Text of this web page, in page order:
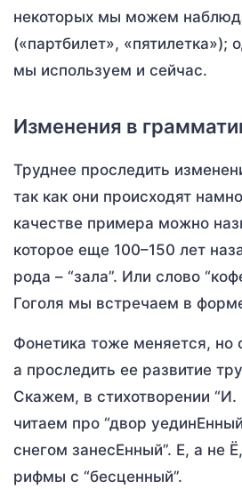
некоторых мы можем
(«партбилет», «пятилетка»);
мы используем и сейчас.
Изменения в
Труднее проследить
так как они происходят
качестве примера можно
которое еще 100–150 лет
рода – “зала”. Или слово
Гоголя мы встречаем в
Фонетика тоже меняется, но
а проследить ее развитие
Скажем, в стихотворении
читаем про “двор
снегом занесЕнный”. Е, а не
рифмы с “бесценный”.